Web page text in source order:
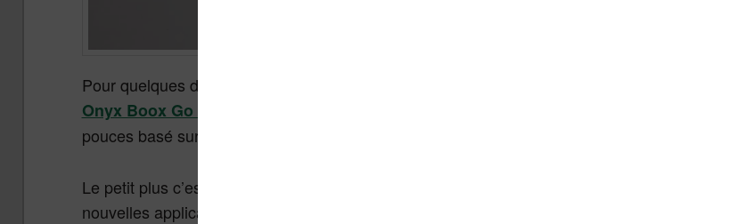
Pour quelques dizaines d’euros de moins que la Kindle Colorsoft, vous pouvez vous offrir cette
Onyx Boox Go Color 7
pouces basé sur la technologie Kaleido 3.
Le petit plus c’est que cette liseuse a aussi un système Android qui vous permettra d’installer de
nouvelles applications de lecture mais aussi de productivité.